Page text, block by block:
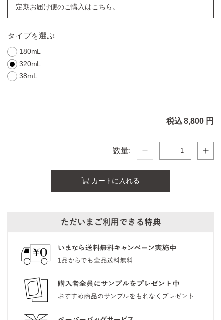
定期お届け便のご購入はこちら。
タイプを選ぶ
180mL
320mL
38mL
税込 8,800 円
数量:
カートに入れる